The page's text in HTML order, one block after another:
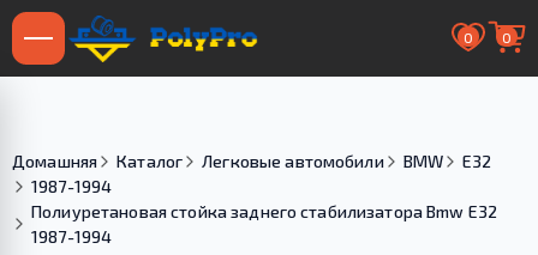
0 0
Домашняя Каталог Легковые автомобили BMW
E32
1987-1994
Полиуретановая стойка заднего стабилизатора Bmw E32
1987-1994